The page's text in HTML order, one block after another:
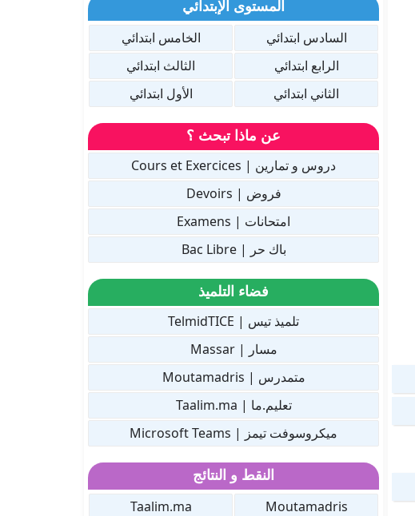
المستوى الإبتدائي
السادس ابتدائي
الخامس ابتدائي
الرابع ابتدائي
الثالث ابتدائي
الثاني ابتدائي
الأول ابتدائي
عن ماذا تبحث ؟
دروس و تمارين | Cours et Exercices
فروض | Devoirs
امتحانات | Examens
باك حر | Bac Libre
فضاء التلميذ
تلميذ تيس | TelmidTICE
مسار | Massar
متمدرس | Moutamadris
تعليم.ما | Taalim.ma
ميكروسوفت تيمز | Microsoft Teams
النقط و النتائج
Moutamadris
Taalim.ma